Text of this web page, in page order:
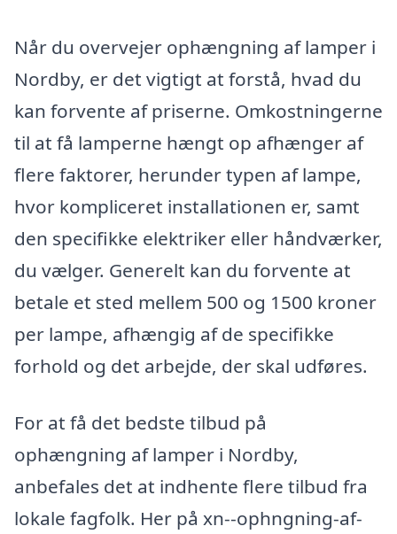
Når du overvejer ophængning af lamper i
Nordby, er det vigtigt at forstå, hvad du
kan forvente af priserne. Omkostningerne
til at få lamperne hængt op afhænger af
flere faktorer, herunder typen af lampe,
hvor kompliceret installationen er, samt
den specifikke elektriker eller håndværker,
du vælger. Generelt kan du forvente at
betale et sted mellem 500 og 1500 kroner
per lampe, afhængig af de specifikke
forhold og det arbejde, der skal udføres.
For at få det bedste tilbud på
ophængning af lamper i Nordby,
anbefales det at indhente flere tilbud fra
lokale fagfolk. Her på xn--ophngning-af-